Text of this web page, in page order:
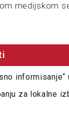
medijskom
informisanje“
za lokalne